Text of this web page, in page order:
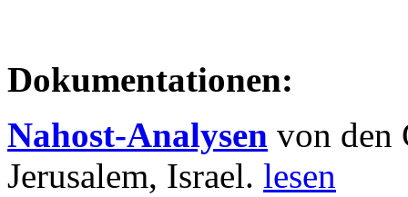
Dokumentationen:
Nahost-Analysen von den
Jerusalem, Israel. lesen